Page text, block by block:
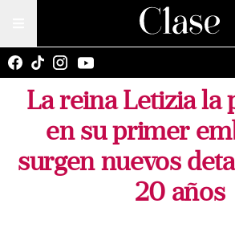
La reina Letizia la
en su primer
surgen nuevos
20 años